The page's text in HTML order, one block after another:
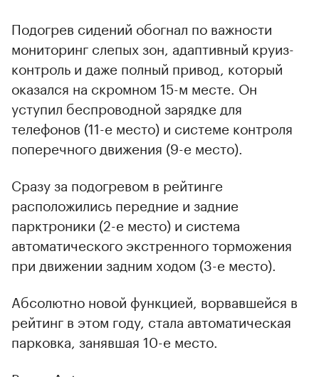
Подогрев сидений обогнал по важности
мониторинг слепых зон, адаптивный круиз-
контроль и даже полный привод, который
оказался на скромном 15-м месте. Он
уступил беспроводной зарядке для
телефонов (11-е место) и системе контроля
поперечного движения (9-е место).
Сразу за подогревом в рейтинге
расположились передние и задние
парктроники (2-е место) и система
автоматического экстренного торможения
при движении задним ходом (3-е место).
Абсолютно новой функцией, ворвавшейся в
рейтинг в этом году, стала автоматическая
парковка, занявшая 10-е место.